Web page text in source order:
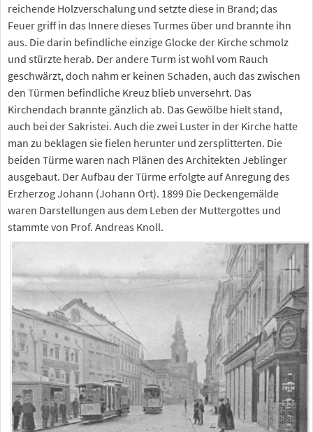
reichende Holzverschalung und setzte diese in Brand; das
Feuer griff in das Innere dieses Turmes über und brannte ihn
aus. Die darin befindliche einzige Glocke der Kirche schmolz
und stürzte herab. Der andere Turm ist wohl vom Rauch
geschwärzt, doch nahm er keinen Schaden, auch das zwischen
den Türmen befindliche Kreuz blieb unversehrt. Das
Kirchendach brannte gänzlich ab. Das Gewölbe hielt stand,
auch bei der Sakristei. Auch die zwei Luster in der Kirche hatte
man zu beklagen sie fielen herunter und zersplitterten. Die
beiden Türme waren nach Plänen des Architekten Jeblinger
ausgebaut. Der Aufbau der Türme erfolgte auf Anregung des
Erzherzog Johann (Johann Ort). 1899 Die Deckengemälde
waren Darstellungen aus dem Leben der Muttergottes und
stammte von Prof. Andreas Knoll.